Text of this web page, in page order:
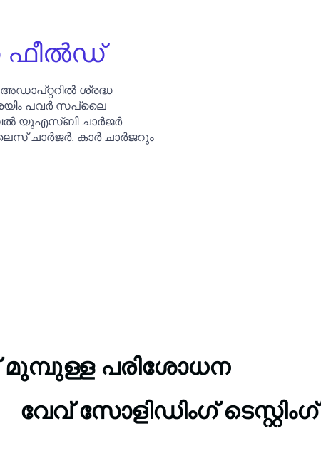
ഫീൽഡ്
ശ്രദ്ധ
പവർ സപ്ലൈ
യുഎസ്ബി ചാർജർ
ചാർജർ, കാർ ചാർജറും
മുമ്പുള്ള പരിശോധന
വേവ് സോളിഡിംഗ് ടെസ്റ്റിംഗ്